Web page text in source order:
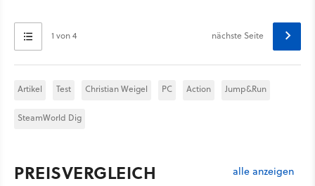
1 von 4 nächste Seite
Artikel Test Christian Weigel PC Action Jump&Run
SteamWorld Dig
PREISVERGLEICH alle anzeigen